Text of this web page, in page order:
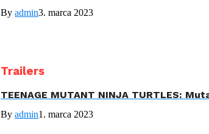
Byadmin3. marca 2023
Trailers
TEENAGE MUTANT NINJA TURTLES:
Byadmin1. marca 2023